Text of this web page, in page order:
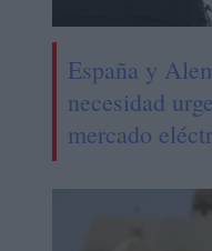
España y
necesidad
mercado